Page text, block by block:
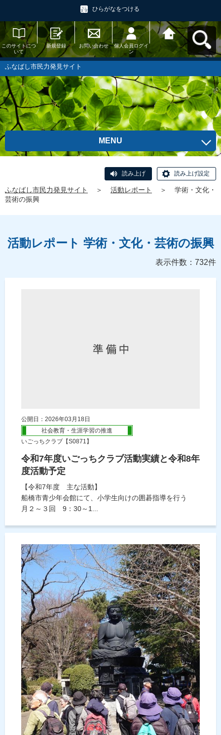
ひらがなをつける
このサイトにつ
いて
新規登録 お問い合わせ
個人会員ログイ
ン
ふなばし市民力
発見サイトへ戻
る
ふなばし市民力発見サイト
MENU
読み上げ 読み上げ設定
ふなばし市民力発見サイト ＞ 活動レポート ＞
学術・文化・
芸術の振興
活動レポート 学術・文化・芸術の振興
表示件数：732件
公開日：2026年03月18日
社会教育・生涯学習の推進
いごっちクラブ【S0871】
令和7年度いごっちクラブ活動実績と令和8年
度活動予定
【令和7年度 主な活動】
船橋市青少年会館にて、小学生向けの囲碁指導を行う
月２～３回 9：30～1...